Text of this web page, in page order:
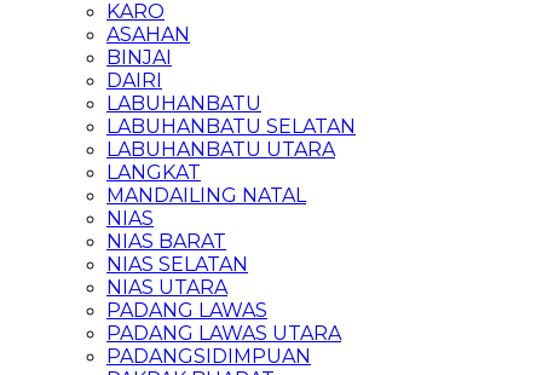
KARO
ASAHAN
BINJAI
DAIRI
LABUHANBATU
LABUHANBATU SELATAN
LABUHANBATU UTARA
LANGKAT
MANDAILING NATAL
NIAS
NIAS BARAT
NIAS SELATAN
NIAS UTARA
PADANG LAWAS
PADANG LAWAS UTARA
PADANGSIDIMPUAN